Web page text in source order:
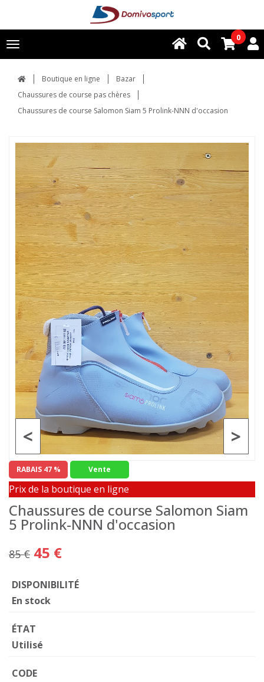
Toggle
navigation
0
Boutique en ligne
Bazar
Chaussures de course pas chères
Chaussures de course Salomon Siam 5 Prolink-NNN d'occasion
>
<
RABAIS 47 % Vente
Prix de la boutique en ligne
Chaussures de course Salomon Siam
5 Prolink-NNN d'occasion
85 € 45 €
DISPONIBILITÉ
En stock
ÉTAT
Utilisé
CODE